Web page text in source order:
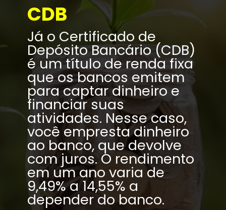
Já o Certificado de
Depósito Bancário (CDB)
é um título de renda fixa
que os bancos emitem
para captar dinheiro e
financiar suas
atividades. Nesse caso,
você empresta dinheiro
ao banco, que devolve
com juros. O rendimento
em um ano varia de
9,49% a 14,55% a
depender do banco.
CDB